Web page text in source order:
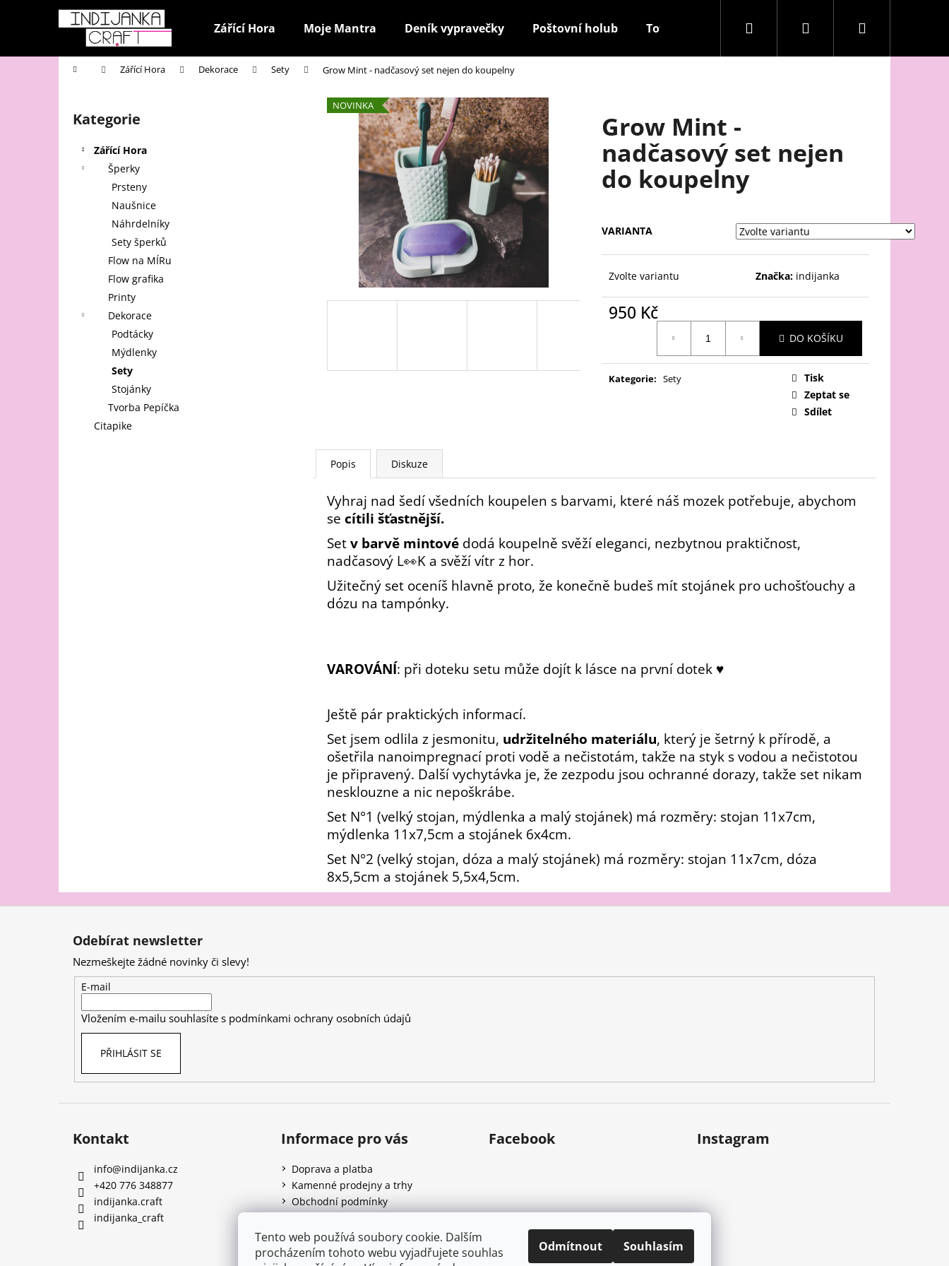
Tento web používá soubory cookie. Dalším
procházením tohoto webu vyjadřujete souhlas
Odmítnout Souhlasím
Zářící Hora Moje Mantra Deník vypravečky Poštovní holub Totem laskavosti Recenze
Hledat PřihlášeníNákupní
Domů Zářící Hora Dekorace Sety Grow Mint - nadčasový set nejen do koupelny
Přeskočit
kategorie
Kategorie
Zářící Hora
Šperky
Prsteny
Naušnice
Náhrdelníky
Sety šperků
Flow na MÍRu
Flow grafika
Printy
Dekorace
Podtácky
Mýdlenky
Sety
Stojánky
Tvorba Pepíčka
Citapike
Grow Mint -
nadčasový set nejen
do koupelny
VARIANTA
Zvolte variantu Značka: indijanka
950 Kč
DO KOŠÍKU
Kategorie: Sety
Tisk
Zeptat se
Sdílet
NOVINKA
Popis Diskuze
Vyhraj nad šedí všedních koupelen s barvami, které náš mozek potřebuje, abychom
se cítili šťastnější.
Set v barvě mintové dodá koupelně svěží eleganci, nezbytnou praktičnost,
nadčasový L👀K a svěží vítr z hor.
Užitečný set oceníš hlavně proto, že konečně budeš mít stojánek pro uchošťouchy a
dózu na tampónky.
VAROVÁNÍ: při doteku setu může dojít k lásce na první dotek ♥
Ještě pár praktických informací.
Set jsem odlila z jesmonitu, udržitelného materiálu, který je šetrný k přírodě, a
ošetřila nanoimpregnací proti vodě a nečistotám, takže na styk s vodou a nečistotou
je připravený. Další vychytávka je, že zezpodu jsou ochranné dorazy, takže set nikam
nesklouzne a nic nepoškrábe.
Set N°1 (velký stojan, mýdlenka a malý stojánek) má rozměry: stojan 11x7cm,
mýdlenka 11x7,5cm a stojánek 6x4cm.
Set N°2 (velký stojan, dóza a malý stojánek) má rozměry: stojan 11x7cm, dóza
8x5,5cm a stojánek 5,5x4,5cm.
í
do
do
Co potřebujete najít?
HLEDAT
Doporučujeme
Z
Odebírat newsletter
Nezmeškejte žádné novinky či slevy!
E-mail
Vložením e-mailu souhlasíte s podmínkami ochrany osobních údajů
PŘIHLÁSIT SE
Kontakt
info@indijanka.cz
+420 776 348877
indijanka.craft
indijanka_craft
Informace pro vás
Doprava a platba
Kamenné prodejny a trhy
Obchodní podmínky
Q&A
Recenze
Facebook Instagram